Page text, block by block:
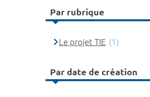
Par rubrique
Le projet TIE (1)
Par date de création